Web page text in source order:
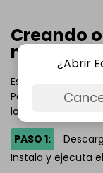
Creando
Es fácil crear
Para comenzar a
los siguientes pasos:
PASO 1:
Instala y ejecuta
¿Abrir